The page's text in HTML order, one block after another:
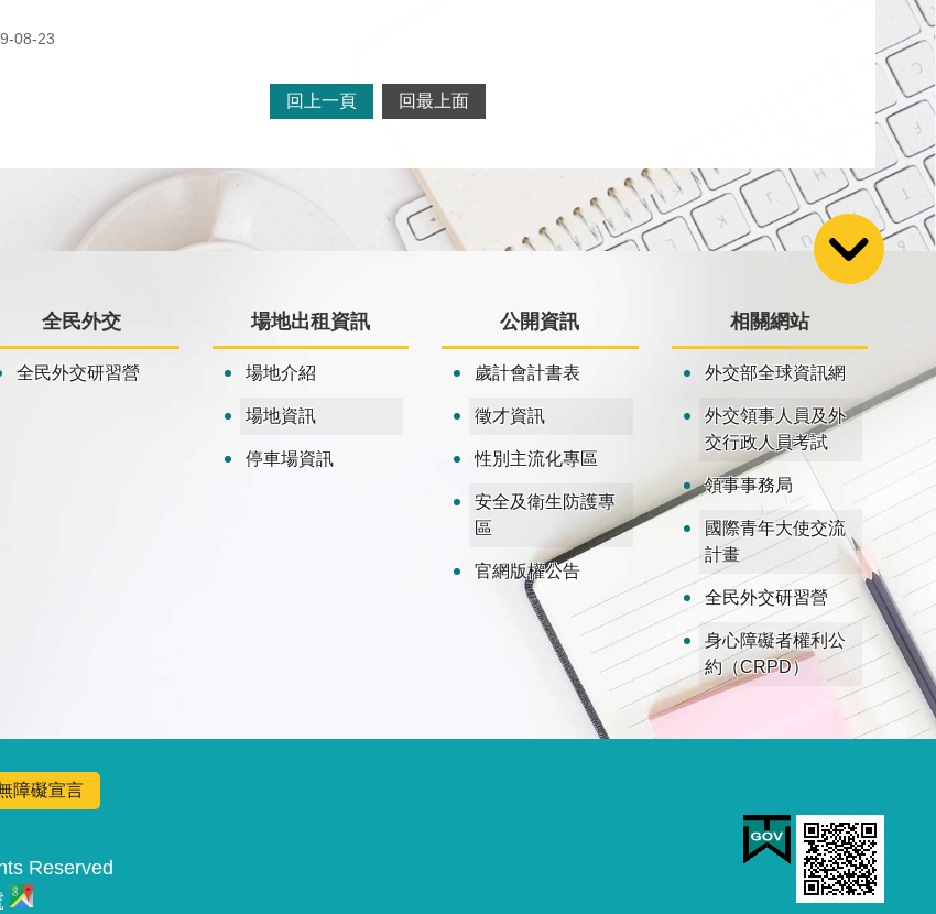
08-23
回上一頁 回最上面
全民外交
全民外交研習營
場地出租資訊
場地介紹
場地資訊
停車場資訊
公開資訊
歲計會計書表
徵才資訊
性別主流化專區
安全及衛生防護專
區
官網版權公告
相關網站
外交部全球資訊網
外交領事人員及外
交行政人員考試
領事事務局
國際青年大使交流
計畫
全民外交研習營
身心障礙者權利公
約（CRPD）
障礙宣言
Reserved